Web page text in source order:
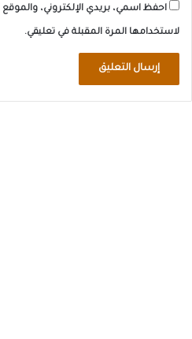
احفظ اسمي، بريدي الإلكتروني،
لاستخدامها المرة المقبلة في تعليقي.